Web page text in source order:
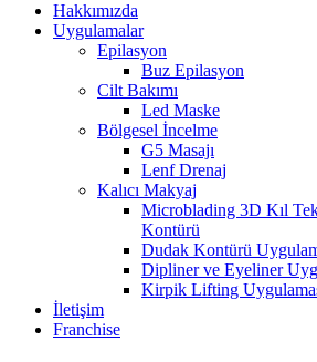
Hakkımızda
Uygulamalar
Epilasyon
Buz Epilasyon
Cilt Bakımı
Led Maske
Bölgesel İncelme
G5 Masajı
Lenf Drenaj
Kalıcı Makyaj
Microblading 3D Kıl
Kontürü
Dudak Kontürü
Dipliner ve Eyeliner
Kirpik Lifting
İletişim
Franchise